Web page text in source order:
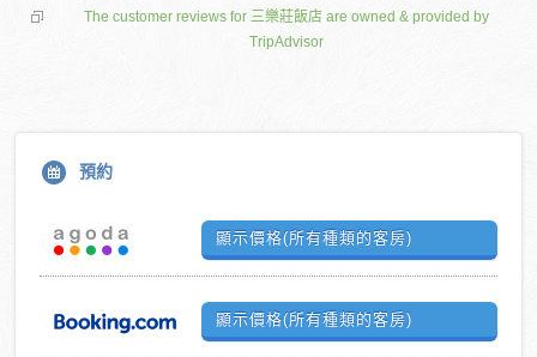
The customer reviews for 三樂莊飯店 are owned & provided by
TripAdvisor
預約
顯示價格(所有種類的客房)
顯示價格(所有種類的客房)